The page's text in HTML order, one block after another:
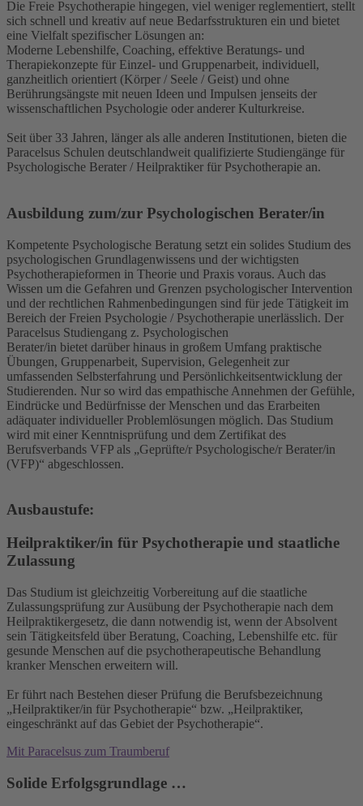
Die Freie Psychotherapie hingegen, viel weniger reglementiert, stellt
sich schnell und kreativ auf neue Bedarfsstrukturen ein und bietet
eine Vielfalt spezifischer Lösungen an:
Moderne Lebenshilfe, Coaching, effektive Beratungs- und
Therapiekonzepte für Einzel- und Gruppenarbeit, individuell,
ganzheitlich orientiert (Körper / Seele / Geist) und ohne
Berührungsängste mit neuen Ideen und Impulsen jenseits der
wissenschaftlichen Psychologie oder anderer Kulturkreise.
Seit über 33 Jahren, länger als alle anderen Institutionen, bieten die
Paracelsus Schulen deutschlandweit qualifizierte Studiengänge für
Psychologische Berater / Heilpraktiker für Psychotherapie an.
Ausbildung zum/zur Psychologischen Berater/in
Kompetente Psychologische Beratung setzt ein solides Studium des
psychologischen Grundlagenwissens und der wichtigsten
Psychotherapieformen in Theorie und Praxis voraus. Auch das
Wissen um die Gefahren und Grenzen psychologischer Intervention
und der rechtlichen Rahmenbedingungen sind für jede Tätigkeit im
Bereich der Freien Psychologie / Psychotherapie unerlässlich. Der
Paracelsus Studiengang z. Psychologischen
Berater/in bietet darüber hinaus in großem Umfang praktische
Übungen, Gruppenarbeit, Supervision, Gelegenheit zur
umfassenden Selbsterfahrung und Persönlichkeitsentwicklung der
Studierenden. Nur so wird das empathische Annehmen der Gefühle,
Eindrücke und Bedürfnisse der Menschen und das Erarbeiten
adäquater individueller Problemlösungen möglich. Das Studium
wird mit einer Kenntnisprüfung und dem Zertifikat des
Berufsverbands VFP als „Geprüfte/r Psychologische/r Berater/in
(VFP)“ abgeschlossen.
Ausbaustufe:
Heilpraktiker/in für Psychotherapie und staatliche
Zulassung
Das Studium ist gleichzeitig Vorbereitung auf die staatliche
Zulassungsprüfung zur Ausübung der Psychotherapie nach dem
Heilpraktikergesetz, die dann notwendig ist, wenn der Absolvent
sein Tätigkeitsfeld über Beratung, Coaching, Lebenshilfe etc. für
gesunde Menschen auf die psychotherapeutische Behandlung
kranker Menschen erweitern will.
Er führt nach Bestehen dieser Prüfung die Berufsbezeichnung
„Heilpraktiker/in für Psychotherapie“ bzw. „Heilpraktiker,
eingeschränkt auf das Gebiet der Psychotherapie“.
Mit Paracelsus zum Traumberuf
Solide Erfolgsgrundlage …